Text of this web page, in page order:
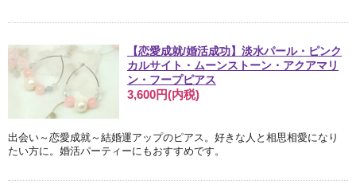
【恋愛成就/婚活成功】淡水パール・ピンク
カルサイト・ムーンストーン・アクアマリ
ン・フープピアス
3,600円(内税)
出会い～恋愛成就～結婚運アップのピアス。好きな人と相思相愛になり
たい方に。婚活パーティーにもおすすめです。